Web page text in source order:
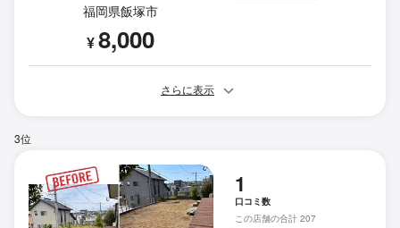
福岡県飯塚市
¥8,000
さらに表示
3位
1
口コミ数
この店舗の合計 207